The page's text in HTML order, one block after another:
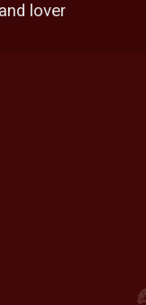
lover